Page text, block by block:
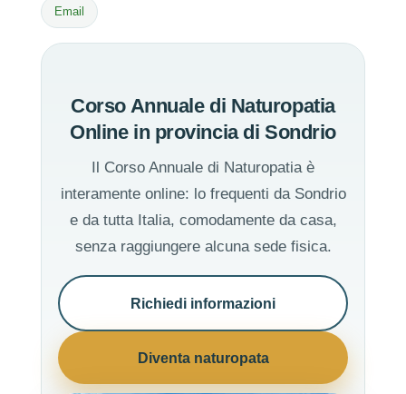
Email
Corso Annuale di Naturopatia
Online in provincia di Sondrio
Il Corso Annuale di Naturopatia è
interamente online: lo frequenti da Sondrio
e da tutta Italia, comodamente da casa,
senza raggiungere alcuna sede fisica.
Richiedi informazioni
Diventa naturopata